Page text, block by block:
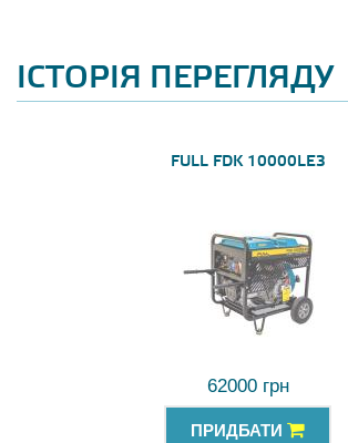
ІСТОРІЯ ПЕРЕГЛЯДУ
FULL FDK 10000LE3
62000 грн
ПРИДБАТИ